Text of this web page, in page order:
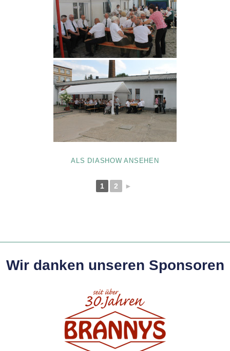
ALS DIASHOW ANSEHEN
1 2 ►
Wir danken unseren Sponsoren